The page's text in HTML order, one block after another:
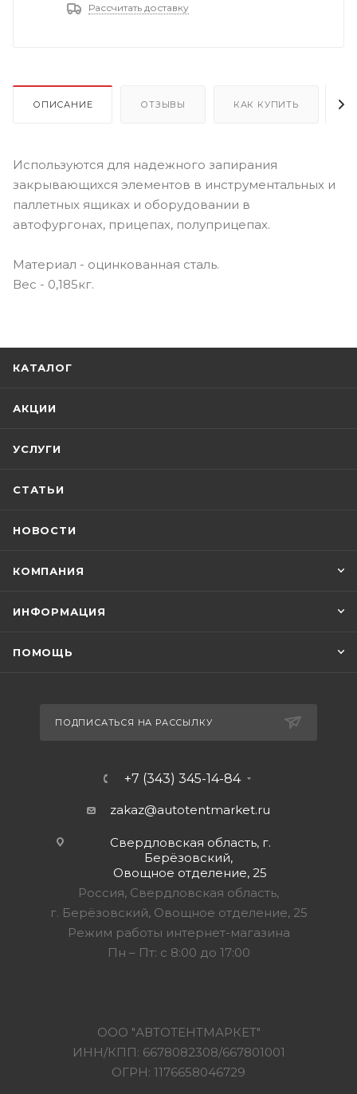
Рассчитать доставку
ОПИСАНИЕ ОТЗЫВЫ КАК КУПИТЬ
Используются для надежного запирания
закрывающихся элементов в инструментальных и
паллетных ящиках и оборудовании в
автофургонах, прицепах, полуприцепах.
Материал - оцинкованная сталь.
Вес - 0,185кг.
КАТАЛОГ
АКЦИИ
УСЛУГИ
СТАТЬИ
НОВОСТИ
КОМПАНИЯ
ИНФОРМАЦИЯ
ПОМОЩЬ
ПОДПИСАТЬСЯ НА РАССЫЛКУ
+7 (343) 345-14-84
zakaz@autotentmarket.ru
Свердловская область, г.
Берёзовский,
Овощное отделение, 25
Россия, Свердловская область,
г. Берёзовский, Овощное отделение, 25
Режим работы интернет-магазина
Пн – Пт: с 8:00 до 17:00
ООО "АВТОТЕНТМАРКЕТ"
ИНН/КПП: 6678082308/667801001
ОГРН: 1176658046729